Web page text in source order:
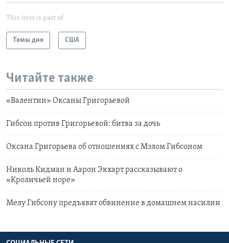
This item is part of
Темы дня США
Читайте также
«Валентин» Оксаны Григорьевой
Гибсон против Григорьевой: битва за дочь
Оксана Григорьева об отношениях с Мэлом Гибсоном
Николь Кидман и Аарон Экхарт рассказывают о
«Кроличьей норе»
Мелу Гибсону предъявят обвинение в домашнем насилии